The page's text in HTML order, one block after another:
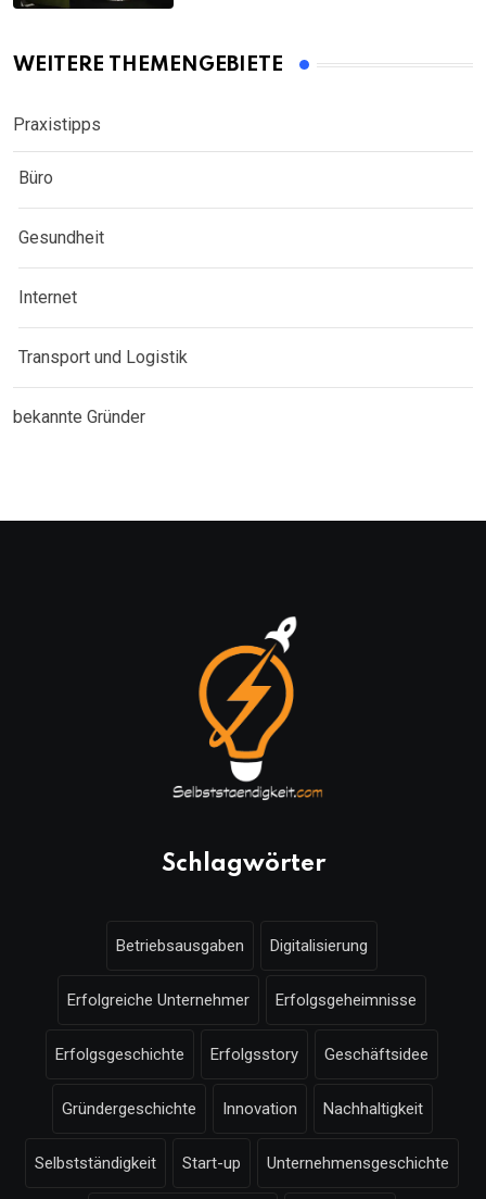
WEITERE THEMENGEBIETE
Praxistipps
Büro
Gesundheit
Internet
Transport und Logistik
bekannte Gründer
Schlagwörter
Betriebsausgaben Digitalisierung
Erfolgreiche Unternehmer Erfolgsgeheimnisse
Erfolgsgeschichte Erfolgsstory Geschäftsidee
Gründergeschichte Innovation Nachhaltigkeit
Selbstständigkeit Start-up Unternehmensgeschichte